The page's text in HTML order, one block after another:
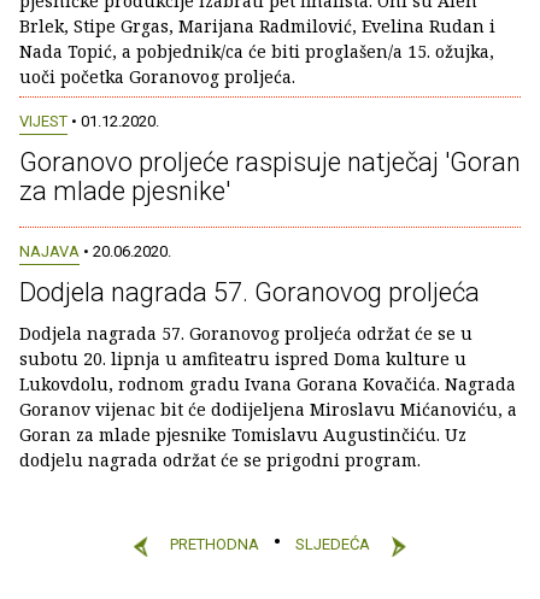
Brlek, Stipe Grgas, Marijana Radmilović, Evelina Rudan i
Nada Topić, a pobjednik/ca će biti proglašen/a 15. ožujka,
uoči početka Goranovog proljeća.
VIJEST • 01.12.2020.
Goranovo proljeće raspisuje natječaj 'Goran
za mlade pjesnike'
NAJAVA • 20.06.2020.
Dodjela nagrada 57. Goranovog proljeća
Dodjela nagrada 57. Goranovog proljeća održat će se u
subotu 20. lipnja u amfiteatru ispred Doma kulture u
Lukovdolu, rodnom gradu Ivana Gorana Kovačića. Nagrada
Goranov vijenac bit će dodijeljena Miroslavu Mićanoviću, a
Goran za mlade pjesnike Tomislavu Augustinčiću. Uz
dodjelu nagrada održat će se prigodni program.
PRETHODNA SLJEDEĆA